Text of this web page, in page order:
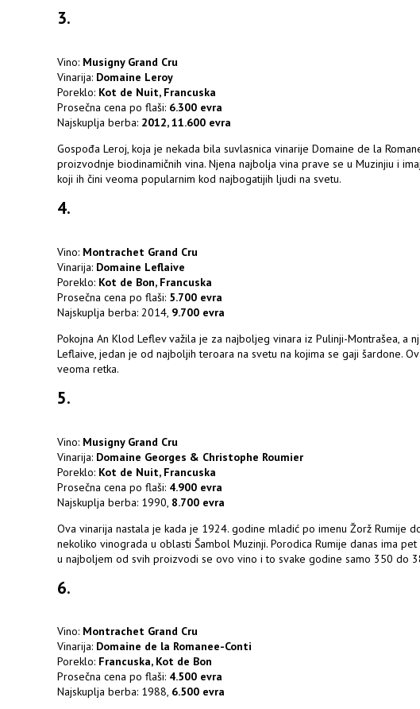
3.
Vino: Musigny Grand Cru
Vinarija: Domaine Leroy
Poreklo: Kot de Nuit, Francuska
Prosečna cena po flaši: 6.300 evra
Najskuplja berba: 2012, 11.600 evra
Gospođa Leroj, koja je nekada bila suvlasnica vinarije Domaine de la
proizvodnje biodinamičnih vina. Njena najbolja vina prave se u Muzinjiu i
koji ih čini veoma popularnim kod najbogatijih ljudi na svetu.
4.
Vino: Montrachet Grand Cru
Vinarija: Domaine Leflaive
Poreklo: Kot de Bon, Francuska
Prosečna cena po flaši: 5.700 evra
Najskuplja berba: 2014, 9.700 evra
Pokojna An Klod Leflev važila je za najboljeg vinara iz Pulinji-Montrašea, a
Leflaive, jedan je od najboljih teroara na svetu na kojima se gaji šardone.
veoma retka.
5.
Vino: Musigny Grand Cru
Vinarija: Domaine Georges & Christophe Roumier
Poreklo: Kot de Nuit, Francuska
Prosečna cena po flaši: 4.900 evra
Najskuplja berba: 1990, 8.700 evra
Ova vinarija nastala je kada je 1924. godine mladić po imenu Žorž Rumije
nekoliko vinograda u oblasti Šambol Muzinji. Porodica Rumije danas ima
u najboljem od svih proizvodi se ovo vino i to svake godine samo 350 do
6.
Vino: Montrachet Grand Cru
Vinarija: Domaine de la Romanee-Conti
Poreklo: Francuska, Kot de Bon
Prosečna cena po flaši: 4.500 evra
Najskuplja berba: 1988, 6.500 evra